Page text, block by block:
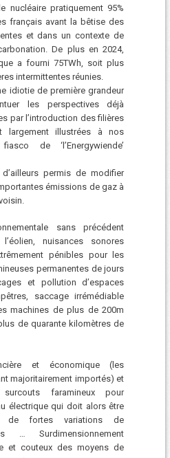
nucléaire pratiquement 95%
français avant la bêtise des
et dans un contexte de
De plus en 2024,
a fourni 75TWh, soit plus
intermittentes réunies.
idiotie de première grandeur
les perspectives déjà
par l’introduction des filières
largement illustrées à nos
de ‘l’Energywiende’
d’ailleurs permis de modifier
émissions de gaz à
sans précédent
nuisances sonores
pénibles pour les
permanentes de jours
et pollution d’espaces
saccage irrémédiable
machines de plus de 200m
de quarante kilomètres de
et économique (les
majoritairement importés) et
faramineux pour
électrique qui doit alors être
de fortes variations de
… Surdimensionnement
et couteux des moyens de